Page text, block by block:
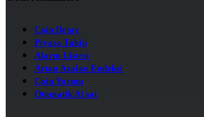
Coin Detay
Piyasa Takip
Alarm Listesi
Artan Azalan Endeksi
Coin Yorum
Otomatik Al sat